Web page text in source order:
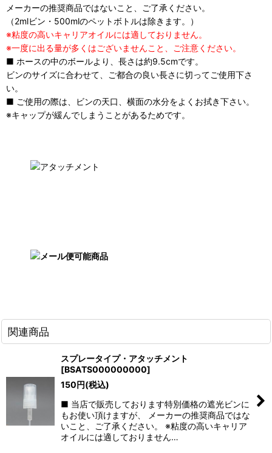
メーカーの推奨商品ではないこと、ご了承ください。
（2mlビン・500mlのペットボトルは除きます。）
※粘度の高いキャリアオイルには適しておりません。
※一度に出る量が多くはございませんこと、ご注意ください。
■ ホースの中のボールより、長さは約9.5cmです。
ビンのサイズに合わせて、ご都合の良い長さに切ってご使用下さ
い。
■ ご使用の際は、ビンの天口、横面の水分をよくお拭き下さい。
※キャップが緩んでしまうことがあるためです。
関連商品
スプレータイプ・アタッチメント
[BSATS000000000]
150円(税込)
■ 当店で販売しております特別価格の遮光ビンに
もお使い頂けますが、 メーカーの推奨商品ではな
いこと、ご了承ください。 ※粘度の高いキャリア
オイルには適しておりません…